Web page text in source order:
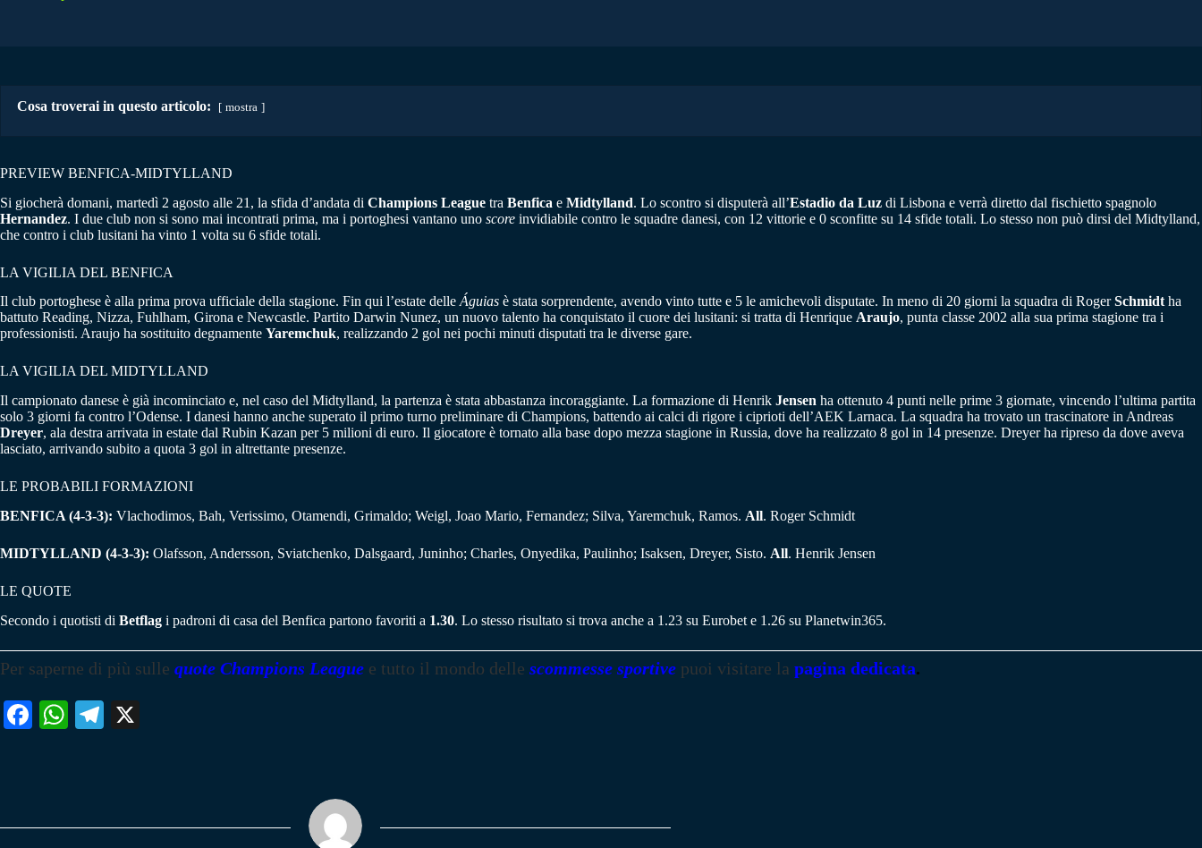
Cosa troverai in questo articolo: mostra
PREVIEW BENFICA-MIDTYLLAND
Si giocherà domani, martedì 2 agosto alle 21, la sfida d’andata di Champions League tra Benfica e Midtylland. Lo scontro si disputerà all’Estadio da Luz di Lisbona e verrà diretto dal fischietto spagnolo
Hernandez. I due club non si sono mai incontrati prima, ma i portoghesi vantano uno score invidiabile contro le squadre danesi, con 12 vittorie e 0 sconfitte su 14 sfide totali. Lo stesso non può dirsi del Midtylland,
che contro i club lusitani ha vinto 1 volta su 6 sfide totali.
LA VIGILIA DEL BENFICA
Il club portoghese è alla prima prova ufficiale della stagione. Fin qui l’estate delleÁguias è stata sorprendente, avendo vinto tutte e 5 le amichevoli disputate. In meno di 20 giorni la squadra di RogerSchmidtha
battuto Reading, Nizza, Fuhlham, Girona e Newcastle. Partito Darwin Nunez, un nuovo talento ha conquistato il cuore dei lusitani: si tratta di Henrique Araujo, punta classe 2002 alla sua prima stagione tra i
professionisti. Araujo ha sostituito degnamente Yaremchuk, realizzando 2 gol nei pochi minuti disputati tra le diverse gare.
LA VIGILIA DEL MIDTYLLAND
Il campionato danese è già incominciato e, nel caso del Midtylland, la partenza è stata abbastanza incoraggiante. La formazione di Henrik Jensen ha ottenuto 4 punti nelle prime 3 giornate, vincendo l’ultima partita
solo 3 giorni fa contro l’Odense. I danesi hanno anche superato il primo turno preliminare di Champions, battendo ai calci di rigore i ciprioti dell’AEK Larnaca. La squadra ha trovato un trascinatore in Andreas
Dreyer, ala destra arrivata in estate dal Rubin Kazan per 5 milioni di euro. Il giocatore è tornato alla base dopo mezza stagione in Russia, dove ha realizzato 8 gol in 14 presenze. Dreyer ha ripreso da dove aveva
lasciato, arrivando subito a quota 3 gol in altrettante presenze.
LE PROBABILI FORMAZIONI
BENFICA (4-3-3): Vlachodimos, Bah, Verissimo, Otamendi, Grimaldo; Weigl, Joao Mario, Fernandez; Silva, Yaremchuk, Ramos. All. Roger Schmidt
MIDTYLLAND (4-3-3): Olafsson, Andersson, Sviatchenko, Dalsgaard, Juninho; Charles, Onyedika, Paulinho; Isaksen, Dreyer, Sisto. All. Henrik Jensen
LE QUOTE
Secondo i quotisti di Betflag i padroni di casa del Benfica partono favoriti a 1.30. Lo stesso risultato si trova anche a 1.23 su Eurobet e 1.26 su Planetwin365.
Per saperne di più sulle quote Champions League e tutto il mondo delle scommesse sportive puoi visitare la pagina dedicata.
Fa W
pp
Te
m